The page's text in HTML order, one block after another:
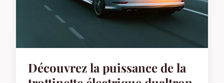
Découvrez la puissance de la